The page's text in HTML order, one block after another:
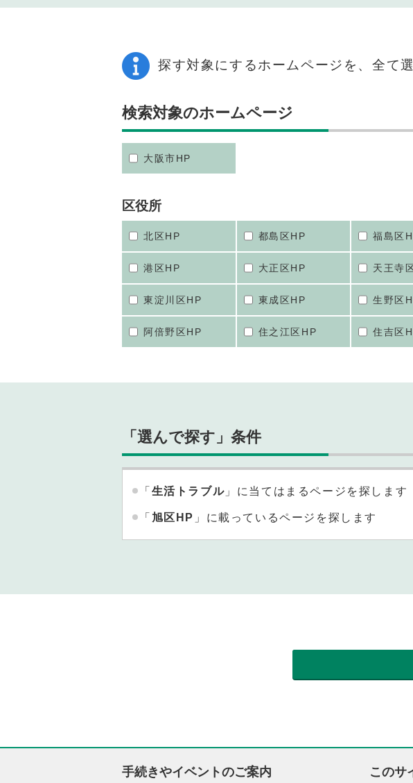
探す対象にするホームページを、全て
検索対象のホームページ
大阪市HP
区役所
北区HP 都島区HP 福島区
港区HP 大正区HP 天王寺
東淀川区HP 東成区HP 生野区
阿倍野区HP 住之江区HP 住吉区
「選んで探す」条件
「 生活トラブル 」に当てはまるページを探します
「 旭区HP 」に載っているページを探します
手続きやイベントのご案内 このサ